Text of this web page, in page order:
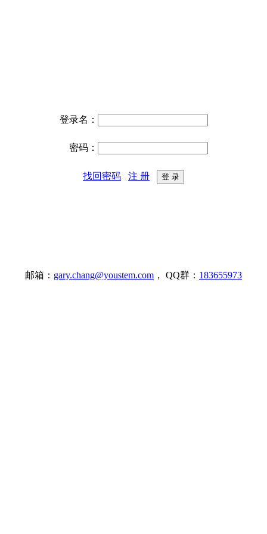
登录名：
密码：
找回密码 注 册
邮箱： gary.chang@youstem.com ， QQ群： 183655973